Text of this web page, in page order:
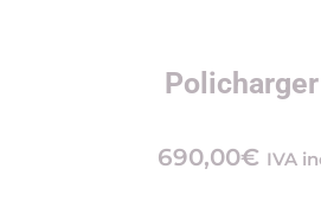
Policharger
690,00€ IVA